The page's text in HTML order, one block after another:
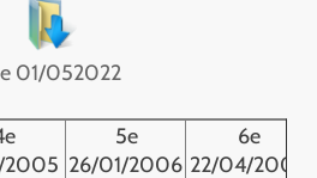
01/052022
2005
5e
26/01/2006
6e
22/04/2006